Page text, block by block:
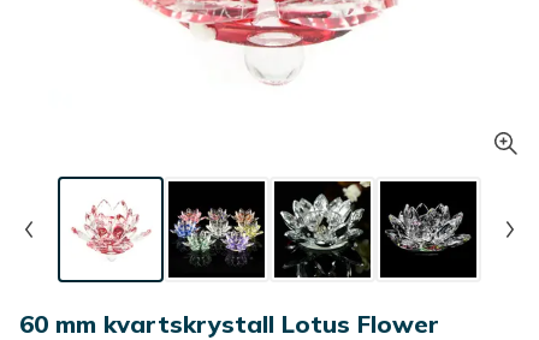
60 mm kvartskrystall Lotus Flower